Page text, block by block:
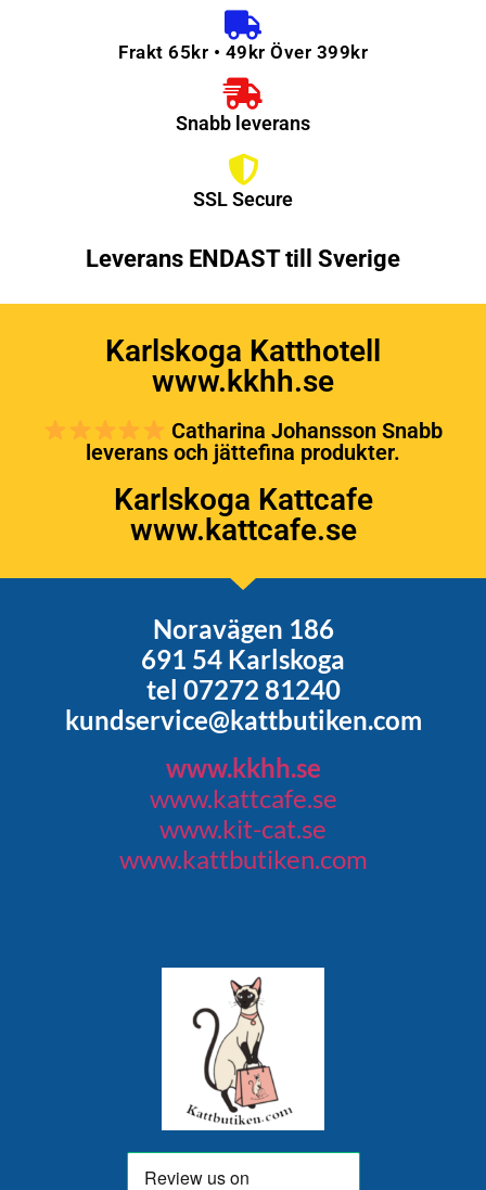
Frakt 65kr • 49kr Över 399kr
Snabb leverans
SSL Secure
Leverans ENDAST till Sverige
Karlskoga Katthotell
www.kkhh.se
Catharina Johansson Snabb
leverans och jättefina produkter.
Karlskoga Kattcafe
www.kattcafe.se
Noravägen 186
691 54 Karlskoga
tel 07272 81240
kundservice@kattbutiken.com
www.kkhh.se
www.kattcafe.se
www.kit-cat.se
www.kattbutiken.com